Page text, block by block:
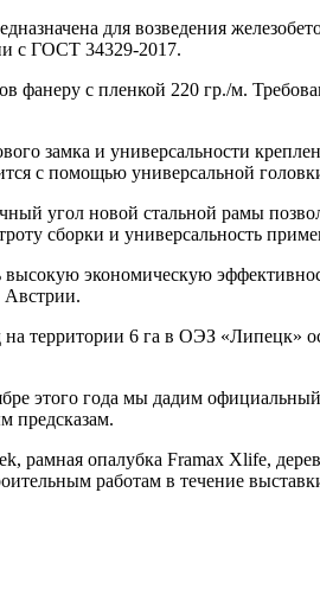
для возведения
с ГОСТ 34329-2017.
фанеру с пленкой 220 гр./м.
замка и универсальности
с помощью универсальной
угол новой стальной рамы
сборки и универсальность
экономическую
Австрии.
на территории 6 га в ОЭЗ «Липецк»
этого года мы дадим
предсказам.
рамная опалубка Framax Xlife,
работам в течение